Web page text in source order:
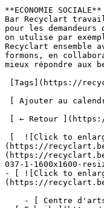
**ECONOMIE SOCIALE**
Bar Recyclart
pour les
on utulise par
Recyclart ensemble
formons, en
mieux répondre aux
(https://recyclart.be/
(https://recyclart.be/
037-1-1600x1600-
- [ ![Click to
(https://recyclart.be/